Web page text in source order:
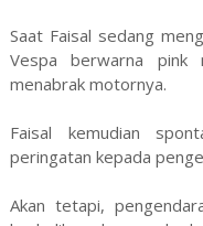
Saat Faisal sedang
Vespa berwarna pink
menabrak motornya.
Faisal kemudian
peringatan kepada
Akan tetapi,